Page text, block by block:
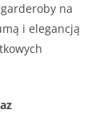
na
i elegancją